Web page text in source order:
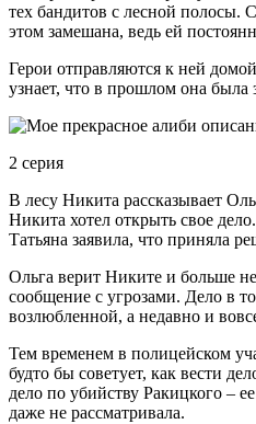
тех бандитов с лесной полосы.
этом замешана, ведь ей
Герои отправляются к ней
узнает, что в прошлом она была
2 серия
В лесу Никита рассказывает
Никита хотел открыть свое
Татьяна заявила, что приняла
Ольга верит Никите и больше
сообщение с угрозами. Дело в
возлюбленной, а недавно и
Тем временем в полицейском
будто бы советует, как вести
дело по убийству Ракицкого –
даже не рассматривала.